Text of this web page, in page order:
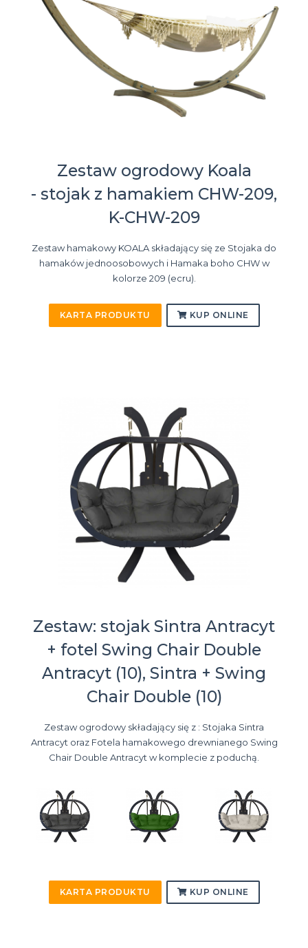
Zestaw ogrodowy Koala
- stojak z hamakiem CHW-209,
K-CHW-209
Zestaw hamakowy KOALA składający się ze Stojaka do
hamaków jednoosobowych i Hamaka boho CHW w
kolorze 209 (ecru).
KARTA PRODUKTU KUP ONLINE
Zestaw: stojak Sintra Antracyt
+ fotel Swing Chair Double
Antracyt (10), Sintra + Swing
Chair Double (10)
Zestaw ogrodowy składający się z : Stojaka Sintra
Antracyt oraz Fotela hamakowego drewnianego Swing
Chair Double Antracyt w komplecie z poduchą.
KARTA PRODUKTU KUP ONLINE